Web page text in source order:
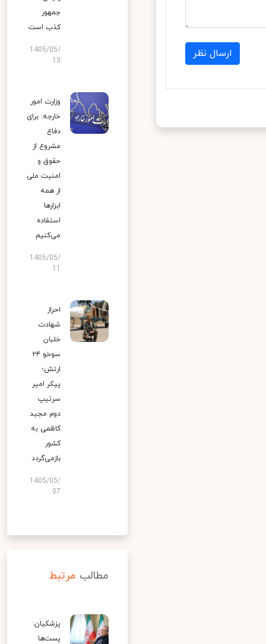
ارسال نظر
جمهور
کذب است
1405/05/
13
وزارت امور
خارجه: برای
دفاع
مشروع از
حقوق و
امنیت ملی
از همه
ابزارها
استفاده
می‌کنیم
1405/05/
احراز
شهادت
خلبان
سوخو ۲۴
ارتش؛
پیکر امیر
سرتیپ
دوم مجید
کاظمی به
کشور
بازمی‌گردد
1405/05/
07
مطالب مرتبط
پزشکیان:
پست‌ها